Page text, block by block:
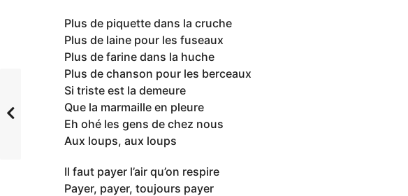
Plus de piquette dans la cruche
Plus de laine pour les fuseaux
Plus de farine dans la huche
Plus de chanson pour les berceaux
Si triste est la demeure
Que la marmaille en pleure
Eh ohé les gens de chez nous
Aux loups, aux loups
Il faut payer l’air qu’on respire
Payer, payer, toujours payer